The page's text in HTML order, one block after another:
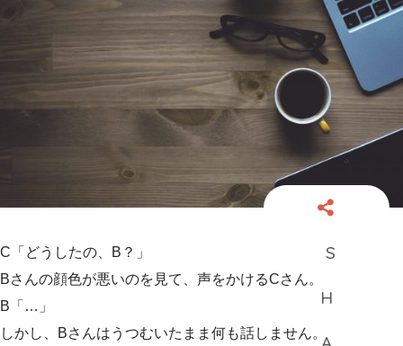
C「どうしたの、B？」
Bさんの顔色が悪いのを見て、声をかけるCさん。
B「…」
しかし、Bさんはうつむいたまま何も話しません。